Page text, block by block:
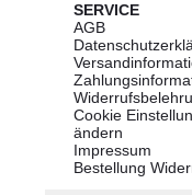
SERVICE
AGB
Cookie
ändern
Impressum
Bestellung